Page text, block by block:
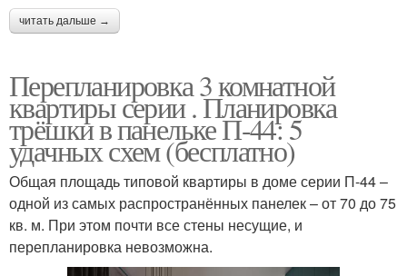
читать дальше →
Перепланировка 3 комнатной
квартиры серии . Планировка
трёшки в панельке П-44: 5
удачных схем (бесплатно)
Общая площадь типовой квартиры в доме серии П-44 –
одной из самых распространённых панелек – от 70 до 75
кв. м. При этом почти все стены несущие, и
перепланировка невозможна.